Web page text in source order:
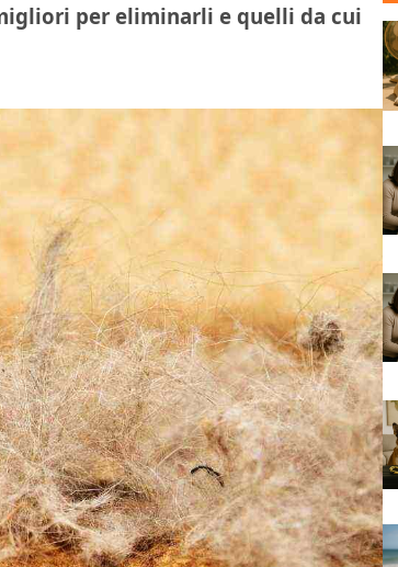
per eliminarli e quelli da cui